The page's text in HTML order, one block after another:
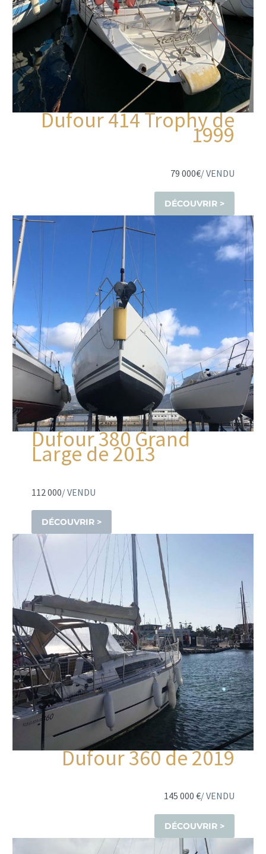
Dufour 414 Trophy de
1999
79 000€/ VENDU
DÉCOUVRIR >
Dufour 380 Grand
Large de 2013
112 000/ VENDU
DÉCOUVRIR >
Dufour 360 de 2019
145 000 €/ VENDU
DÉCOUVRIR >